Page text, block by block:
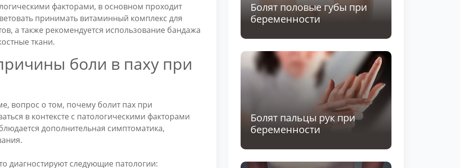
факторами, в основном проходит
принимать витаминный комплекс для
а также рекомендуется использование бандажа
ткани.
боли в паху при
вопрос о том, почему болит пах при
в контексте с патологическими факторами
дополнительная симптоматика,
диагностируют следующие патологии:
Болят половые губы при
беременности
Болят пальцы рук при
беременности